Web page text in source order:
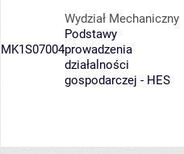
MK1S07004
Wydział Mechaniczny
Podstawy
prowadzenia
działalności
gospodarczej - HES